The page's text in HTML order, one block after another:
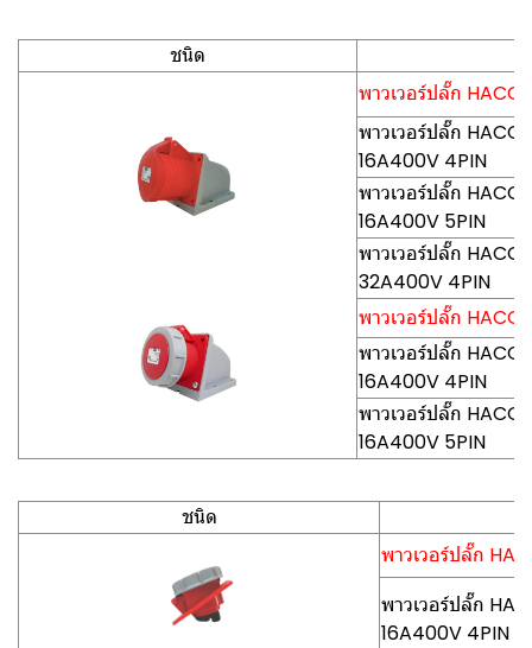
ชนิด
พาวเวอร์ปลั๊ก
พาวเวอร์ปลั๊ก
16A400V 4PIN
พาวเวอร์ปลั๊ก
16A400V 5PIN
พาวเวอร์ปลั๊ก
32A400V 4PIN
พาวเวอร์ปลั๊ก
พาวเวอร์ปลั๊ก
16A400V 4PIN
พาวเวอร์ปลั๊ก
16A400V 5PIN
ชนิด
พาวเวอร์ปลั๊ก
พาวเวอร์ปลั๊ก
16A400V 4PIN